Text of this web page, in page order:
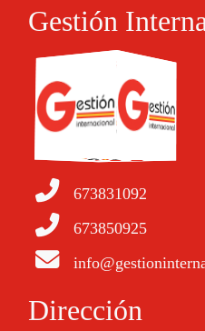
Gestión
673831092
673850925
Dirección